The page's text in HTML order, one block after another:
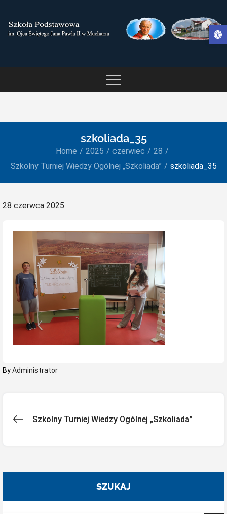
Otwórz pasek narzędzi
content
OJCA ŚWIĘTEGO JANA
szkoliada_35
Home 2025 czerwiec
28
Szkolny Turniej Wiedzy Ogólnej „Szkoliada”
szkoliada_35
Posted
28 czerwca 2025
ByAdministrator
Nawigacja
Szkolny Turniej Wiedzy Ogólnej „Szkoliada”
SZUKAJ